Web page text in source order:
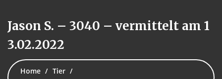
Jason S. – 3040 – vermittelt am 1
3.02.2022
Home
Tier